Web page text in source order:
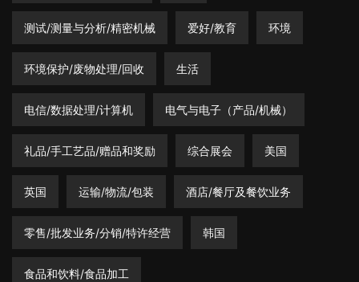
测试/测量与分析/精密机械 爱好/教育 环境
环境保护/废物处理/回收 生活
电信/数据处理/计算机 电气与电子（产品/机械）
礼品/手工艺品/赠品和奖励 综合展会 美国
英国 运输/物流/包装 酒店/餐厅及餐饮业务
零售/批发业务/分销/特许经营 韩国
食品和饮料/食品加工